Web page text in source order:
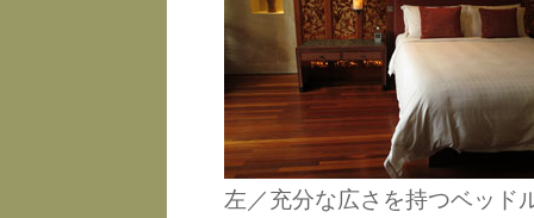
左／充分な広さを持つベッド